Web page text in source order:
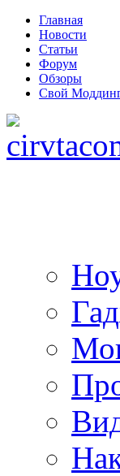
Главная
Новости
Статьи
Форум
Обзоры
Свой